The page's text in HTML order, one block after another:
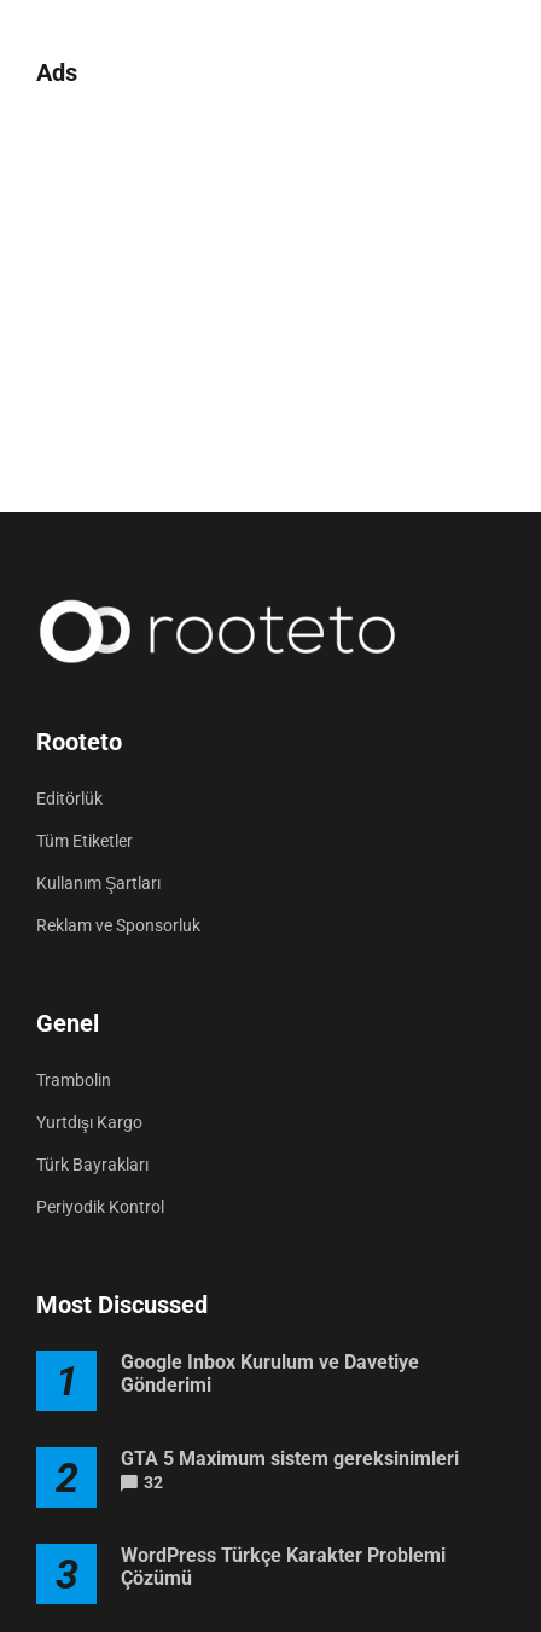
Ads
Rooteto
Editörlük
Tüm Etiketler
Kullanım Şartları
Reklam ve Sponsorluk
Genel
Trambolin
Yurtdışı Kargo
Türk Bayrakları
Periyodik Kontrol
Most Discussed
1
Google Inbox Kurulum ve Davetiye
Gönderimi
2 GTA 5 Maximum sistem gereksinimleri
32
3
WordPress Türkçe Karakter Problemi
Çözümü